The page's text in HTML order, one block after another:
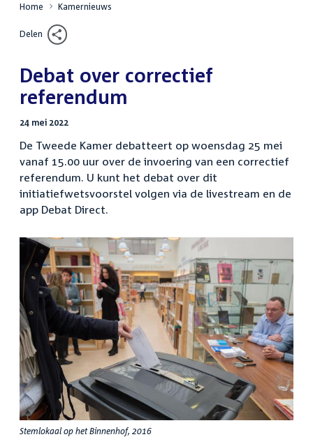
Home Kamernieuws
Delen
Debat over correctief
referendum
24 mei 2022
De Tweede Kamer debatteert op woensdag 25 mei
vanaf 15.00 uur over de invoering van een correctief
referendum. U kunt het debat over dit
initiatiefwetsvoorstel volgen via de livestream en de
app Debat Direct.
Stemlokaal op het Binnenhof, 2016